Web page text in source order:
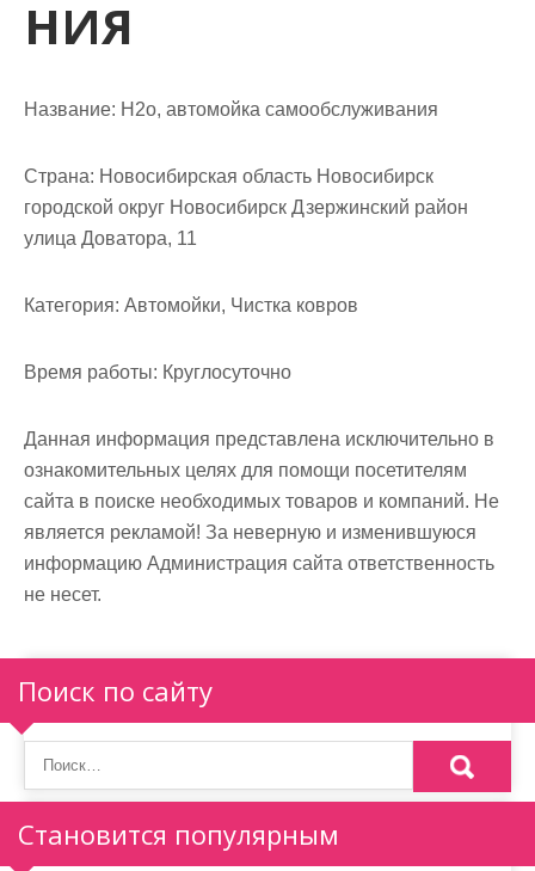
НИЯ
Название: H2o, автомойка самообслуживания
Страна: Новосибирская область Новосибирск
городской округ Новосибирск Дзержинский район
улица Доватора, 11
Категория: Автомойки, Чистка ковров
Время работы: Круглосуточно
Данная информация представлена исключительно в
ознакомительных целях для помощи посетителям
сайта в поиске необходимых товаров и компаний. Не
является рекламой! За неверную и изменившуюся
информацию Администрация сайта ответственность
не несет.
Поиск по сайту
Становится популярным